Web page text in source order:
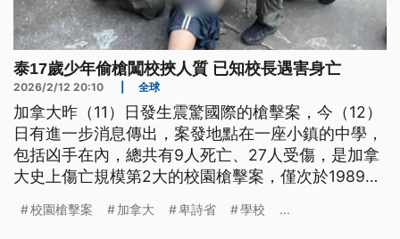
泰17歲少年偷槍闖校挾人質 已知校長遇害身亡
2026/2/12 20:10 全球
加拿大昨（11）日發生震驚國際的槍擊案，今（12）
日有進一步消息傳出，案發地點在一座小鎮的中學，
包括凶手在內，總共有9人死亡、27人受傷，是加拿
大史上傷亡規模第2大的校園槍擊案，僅次於1989年
害。根據加拿大警方公布的資料，凶嫌是當地一名18
校園槍擊案 加拿大 卑詩省 學校 ...